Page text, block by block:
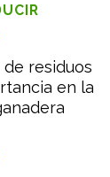
residuos
en la